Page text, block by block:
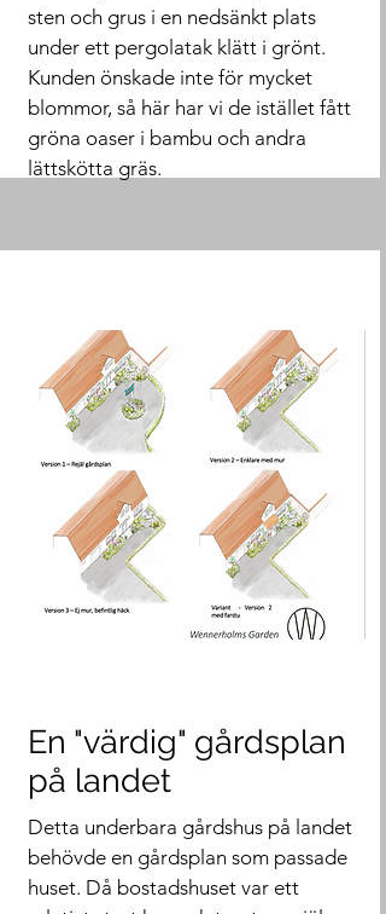
sten och grus i en nedsänkt plats
under ett pergolatak klätt i grönt.
Kunden önskade inte för mycket
blommor, så här har vi de istället fått
gröna oaser i bambu och andra
lättskötta gräs.
En "värdig" gårdsplan
på landet
Detta underbara gårdshus på landet
behövde en gårdsplan som passade
huset. Då bostadshuset var ett